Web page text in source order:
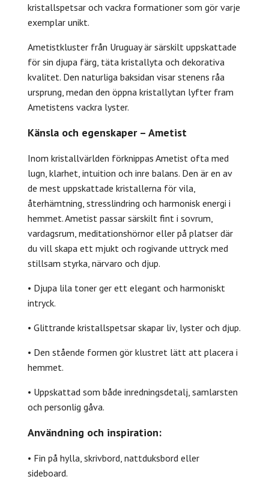
kristallspetsar och vackra formationer som gör varje
exemplar unikt.
Ametistkluster från Uruguay är särskilt uppskattade
för sin djupa färg, täta kristallyta och dekorativa
kvalitet. Den naturliga baksidan visar stenens råa
ursprung, medan den öppna kristallytan lyfter fram
Ametistens vackra lyster.
Känsla och egenskaper – Ametist
Inom kristallvärlden förknippas Ametist ofta med
lugn, klarhet, intuition och inre balans. Den är en av
de mest uppskattade kristallerna för vila,
återhämtning, stresslindring och harmonisk energi i
hemmet. Ametist passar särskilt fint i sovrum,
vardagsrum, meditationshörnor eller på platser där
du vill skapa ett mjukt och rogivande uttryck med
stillsam styrka, närvaro och djup.
• Djupa lila toner ger ett elegant och harmoniskt
intryck.
• Glittrande kristallspetsar skapar liv, lyster och djup.
• Den stående formen gör klustret lätt att placera i
hemmet.
• Uppskattad som både inredningsdetalj, samlarsten
och personlig gåva.
Användning och inspiration:
• Fin på hylla, skrivbord, nattduksbord eller
sideboard.